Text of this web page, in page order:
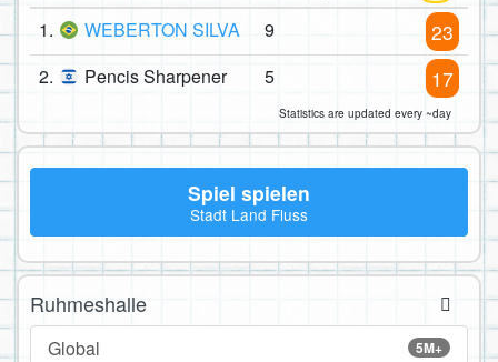
1.
WEBERTON SILVA 9 23
2. Pencis Sharpener 5 17
Statistics are updated every ~day
Spiel spielen
Stadt Land Fluss
Ruhmeshalle
5M+
Global